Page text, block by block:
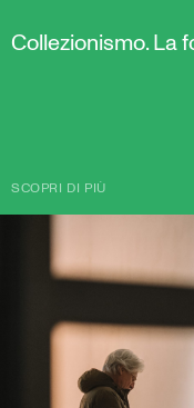
Collezionismo. La
SCOPRI DI PIÙ